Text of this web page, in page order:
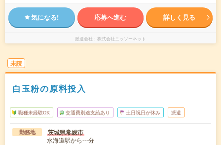
気になる! 応募へ進む 詳しく見る
派遣会社 株式会社ニッソーネット
未読
白玉粉の原料投入
職種未経験OK 交通費別途支給あり 土日祝日が休み 派遣
勤務地 茨城県常総市
水海道駅から---分